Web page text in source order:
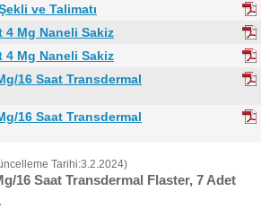
ve Talimatı
Mg Naneli Sakiz
Mg Naneli Sakiz
16 Saat Transdermal
16 Saat Transdermal
Tarihi:3.2.2024)
16 Saat Transdermal Flaster, 7 Adet